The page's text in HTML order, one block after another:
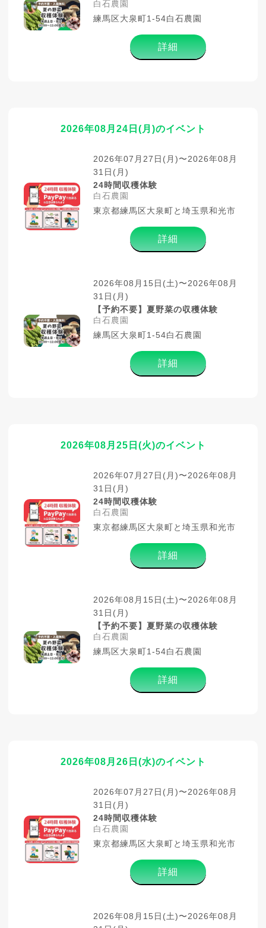
白石農園
練馬区大泉町1-54白石農園
詳細
2026年08月24日(月)のイベント
2026年07月27日(月)〜2026年08月
31日(月)
24時間収穫体験
白石農園
東京都練馬区大泉町と埼玉県和光市
詳細
2026年08月15日(土)〜2026年08月
31日(月)
【予約不要】夏野菜の収穫体験
白石農園
練馬区大泉町1-54白石農園
詳細
2026年08月25日(火)のイベント
2026年07月27日(月)〜2026年08月
31日(月)
24時間収穫体験
白石農園
東京都練馬区大泉町と埼玉県和光市
詳細
2026年08月15日(土)〜2026年08月
31日(月)
【予約不要】夏野菜の収穫体験
白石農園
練馬区大泉町1-54白石農園
詳細
2026年08月26日(水)のイベント
2026年07月27日(月)〜2026年08月
31日(月)
24時間収穫体験
白石農園
東京都練馬区大泉町と埼玉県和光市
詳細
2026年08月15日(土)〜2026年08月